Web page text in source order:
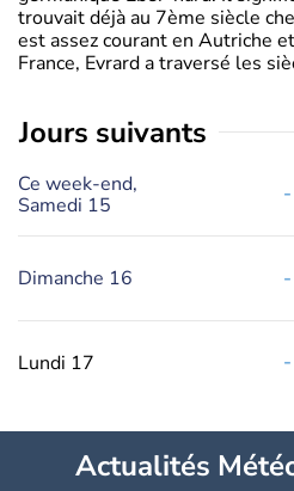
trouvait déjà au 7ème siècle
est assez courant en Autriche
France, Evrard a traversé les
jours suivants
Ce week-end,
Samedi 15
-
Dimanche 16 -
Lundi 17 -
Actualités